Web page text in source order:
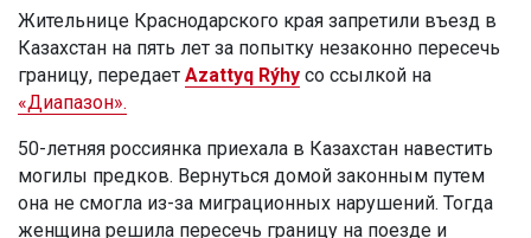
Жительнице Краснодарского края запретили въезд в
Казахстан на пять лет за попытку незаконно пересечь
границу, передает Azattyq Rýhy со ссылкой на
«Диапазон».
50-летняя россиянка приехала в Казахстан навестить
могилы предков. Вернуться домой законным путем
она не смогла из-за миграционных нарушений. Тогда
женщина решила пересечь границу на поезде и